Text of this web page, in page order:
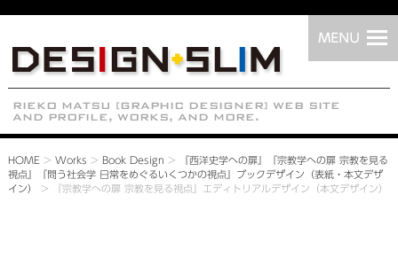
HOME > Works > Book Design >
『西洋史学への扉』『宗教学への扉 宗教を見る
視点』『問う社会学 日常をめぐるいくつかの視点』ブックデザイン（表紙・本文デザ
イン）
> 『宗教学への扉 宗教を見る視点』エディトリアルデザイン（本文デザイン）